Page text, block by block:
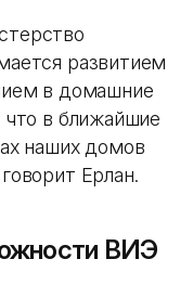
развитием
в домашние
что в ближайшие
наших домов
Ерлан.
ВИЭ